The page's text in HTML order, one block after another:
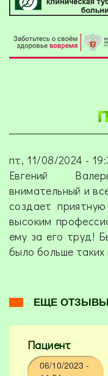
пт, 11/08/2024 -
Евгений
внимательный и
создает
высоким
ему за его труд!
было больше таких
ЕЩЕ ОТЗЫВЫ
Пациент
06/10/2023 -